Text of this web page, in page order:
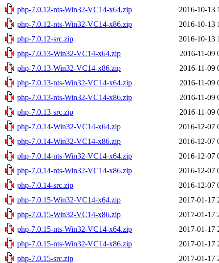
php-7.0.12-nts-Win32-VC14-x64.zip
2016-10-13
php-7.0.12-nts-Win32-VC14-x86.zip
2016-10-13
php-7.0.12-src.zip
2016-10-13
php-7.0.13-Win32-VC14-x64.zip
2016-11-09
php-7.0.13-Win32-VC14-x86.zip
2016-11-09
php-7.0.13-nts-Win32-VC14-x64.zip
2016-11-09
php-7.0.13-nts-Win32-VC14-x86.zip
2016-11-09
php-7.0.13-src.zip
2016-11-09
php-7.0.14-Win32-VC14-x64.zip
2016-12-07
php-7.0.14-Win32-VC14-x86.zip
2016-12-07
php-7.0.14-nts-Win32-VC14-x64.zip
2016-12-07
php-7.0.14-nts-Win32-VC14-x86.zip
2016-12-07
php-7.0.14-src.zip
2016-12-07
php-7.0.15-Win32-VC14-x64.zip
2017-01-17
php-7.0.15-Win32-VC14-x86.zip
2017-01-17
php-7.0.15-nts-Win32-VC14-x64.zip
2017-01-17
php-7.0.15-nts-Win32-VC14-x86.zip
2017-01-17
php-7.0.15-src.zip
2017-01-17